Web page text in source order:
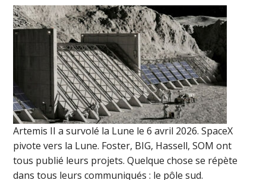
Artemis II a survolé la Lune le 6 avril 2026. SpaceX
pivote vers la Lune. Foster, BIG, Hassell, SOM ont
tous publié leurs projets. Quelque chose se répète
dans tous leurs communiqués : le pôle sud.